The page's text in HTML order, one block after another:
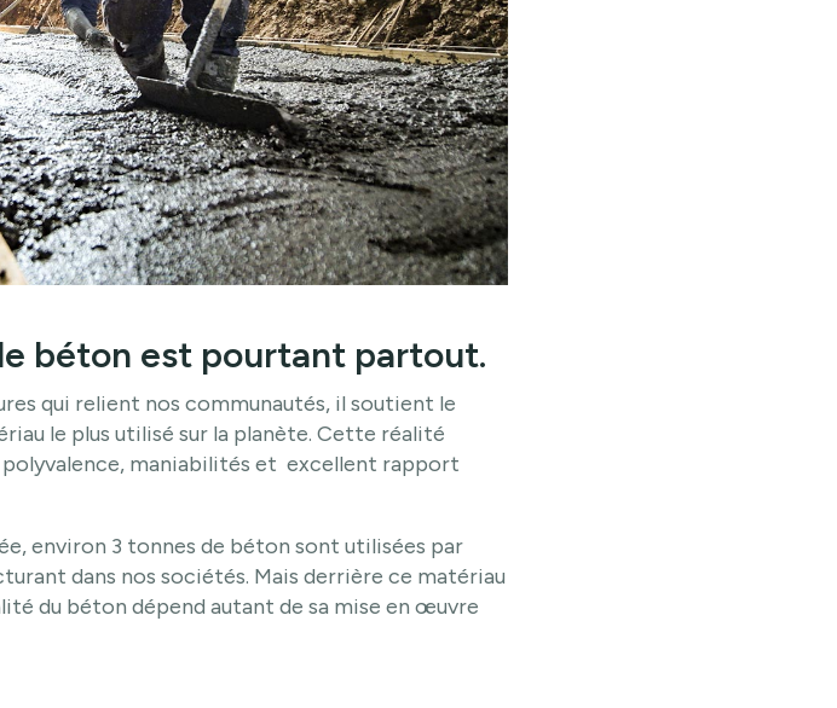
béton est pourtant partout.
qui relient nos communautés, il soutient le
le plus utilisé sur la planète. Cette réalité
polyvalence, maniabilités et excellent rapport
environ 3 tonnes de béton sont utilisées par
dans nos sociétés. Mais derrière ce matériau
du béton dépend autant de sa mise en œuvre